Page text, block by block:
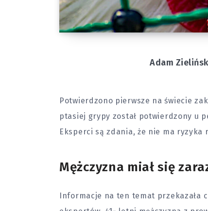
Adam
Potwierdzono pierwsze na świecie
ptasiej grypy został potwierdzony u
Eksperci są zdania, że nie ma
Mężczyzna miał się
Informacje na ten temat przekazała